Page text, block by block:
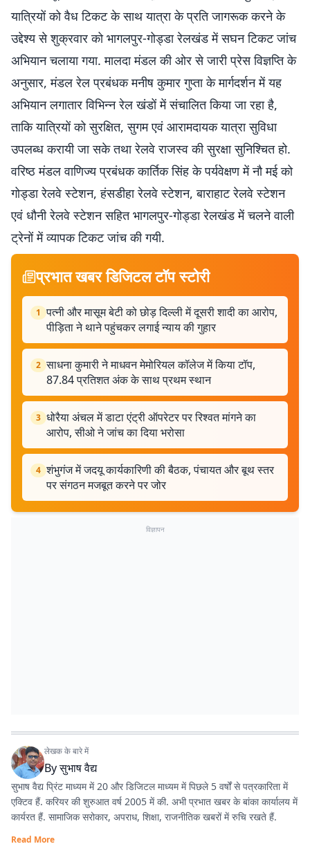
यात्रियों को वैध टिकट के साथ यात्रा के प्रति जागरूक करने के
उद्देश्य से शुक्रवार को भागलपुर-गोड्डा रेलखंड में सघन टिकट जांच
अभियान चलाया गया. मालदा मंडल की ओर से जारी प्रेस विज्ञप्ति के
अनुसार, मंडल रेल प्रबंधक मनीष कुमार गुप्ता के मार्गदर्शन में यह
अभियान लगातार विभिन्न रेल खंडों में संचालित किया जा रहा है,
ताकि यात्रियों को सुरक्षित, सुगम एवं आरामदायक यात्रा सुविधा
उपलब्ध करायी जा सके तथा रेलवे राजस्व की सुरक्षा सुनिश्चित हो.
वरिष्ठ मंडल वाणिज्य प्रबंधक कार्तिक सिंह के पर्यवेक्षण में नौ मई को
गोड्डा रेलवे स्टेशन, हंसडीहा रेलवे स्टेशन, बाराहाट रेलवे स्टेशन
एवं धौनी रेलवे स्टेशन सहित भागलपुर-गोड्डा रेलखंड में चलने वाली
ट्रेनों में व्यापक टिकट जांच की गयी.
प्रभात खबर डिजिटल टॉप स्टोरी
1 पत्नी और मासूम बेटी को छोड़ दिल्ली में दूसरी शादी का आरोप,
पीड़िता ने थाने पहुंचकर लगाई न्याय की गुहार
2 साधना कुमारी ने माधवन मेमोरियल कॉलेज में किया टॉप,
87.84 प्रतिशत अंक के साथ प्रथम स्थान
3 धोरैया अंचल में डाटा एंट्री ऑपरेटर पर रिश्वत मांगने का
आरोप, सीओ ने जांच का दिया भरोसा
4 शंभुगंज में जदयू कार्यकारिणी की बैठक, पंचायत और बूथ स्तर
पर संगठन मजबूत करने पर जोर
विज्ञापन
लेखक के बारे में
Byसुभाष वैद्य
सुभाष वैद्य प्रिंट माध्यम में 20 और डिजिटल माध्यम में पिछले 5 वर्षों से पत्रकारिता में
एक्टिव हैं. करियर की शुरुआत वर्ष 2005 में की. अभी प्रभात खबर के बांका कार्यालय में
कार्यरत हैं. सामाजिक सरोकार, अपराध, शिक्षा, राजनीतिक खबरों में रुचि रखते हैं.
Read More